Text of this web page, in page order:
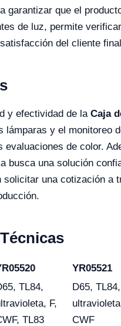
garantizar que el
de luz, permite
del cliente
y efectividad de la Caja
lámparas y el monitoreo
evaluaciones de color.
busca una solución
solicitar una cotización
YR05521
TL84,
F,
TL83
D65, TL84,
CWF